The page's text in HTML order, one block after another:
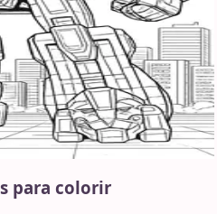
para colorir